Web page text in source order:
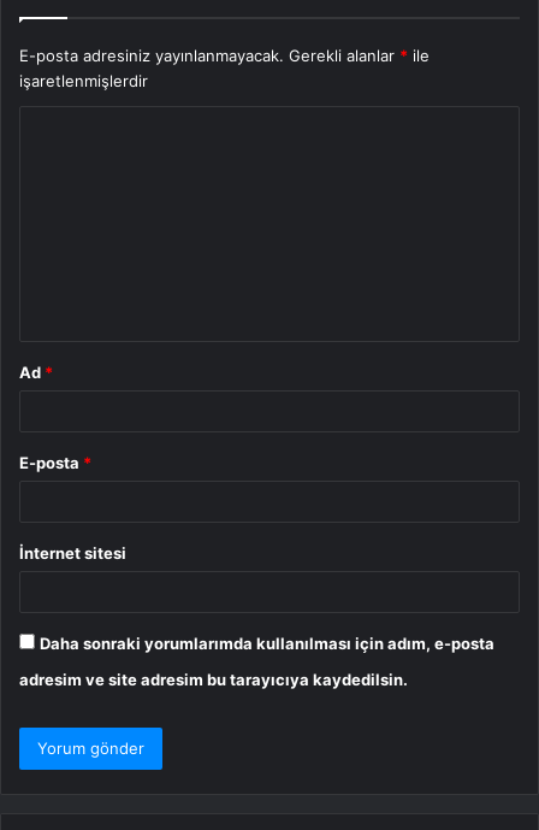
E-posta adresiniz yayınlanmayacak. Gerekli alanlar * ile
işaretlenmişlerdir
Ad *
E-posta *
İnternet sitesi
Daha sonraki yorumlarımda kullanılması için adım, e-posta
adresim ve site adresim bu tarayıcıya kaydedilsin.